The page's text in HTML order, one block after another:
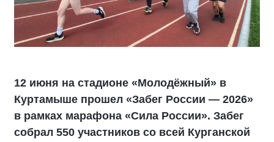
12 июня на стадионе «Молодёжный» в
Куртамыше прошел «Забег России — 2026»
в рамках марафона «Сила России». Забег
собрал 550 участников со всей Курганской